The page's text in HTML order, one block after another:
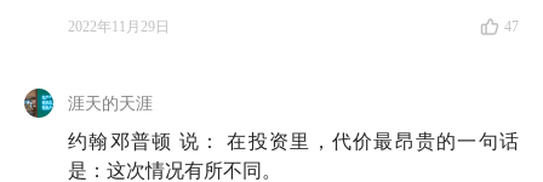
2022年11月29日 47
涯天的天涯
约翰邓普顿 说： 在投资里，代价最昂贵的一句话
是：这次情况有所不同。